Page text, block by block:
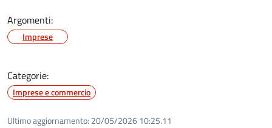
Argomenti:
Imprese
Categorie:
Imprese e commercio
Ultimo aggiornamento: 20/05/2026 10:25.11